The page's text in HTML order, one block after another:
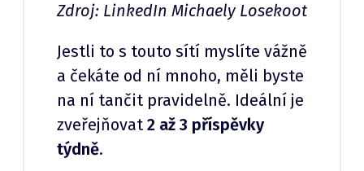
Zdroj: LinkedIn Michaely Losekoot
Jestli to s touto sítí myslíte vážně
a čekáte od ní mnoho, měli byste
na ní tančit pravidelně. Ideální je
zveřejňovat2 až 3 příspěvky
týdně.